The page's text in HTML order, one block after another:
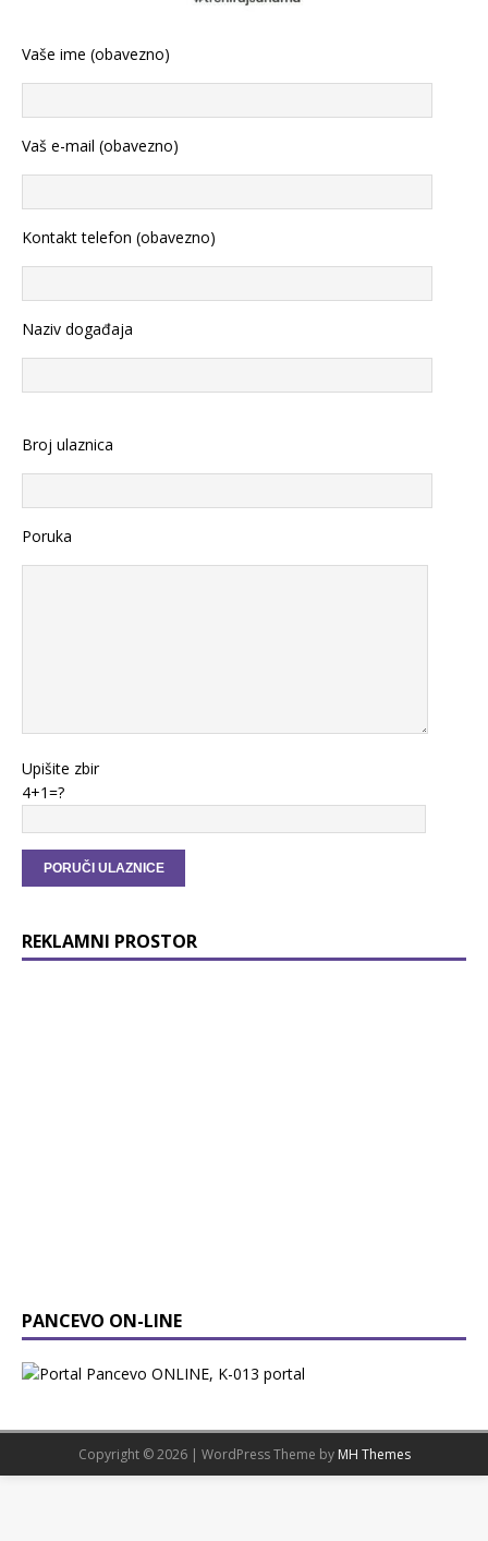
Vaše ime (obavezno)
Vaš e-mail (obavezno)
Kontakt telefon (obavezno)
Naziv događaja
Broj ulaznica
Poruka
Upišite zbir
4+1=?
REKLAMNI PROSTOR
PANCEVO ON-LINE
Copyright © 2026 | WordPress Theme by MH Themes